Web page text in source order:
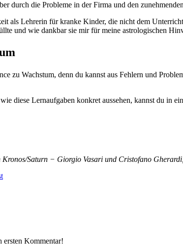
durch die Probleme in der Firma und den
als Lehrerin für kranke Kinder, die nicht dem
und wie dankbar sie mir für meine astrologischen
zu Wachstum, denn du kannst aus Fehlern und
diese Lernaufgaben konkret aussehen, kannst du in
Saturn − Giorgio Vasari und Cristofano
ersten Kommentar!